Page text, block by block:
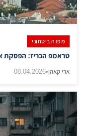
מפנה ביטחוני
טראמפ הכריז: הפסקת
ארי קאהן•
08.04.2026